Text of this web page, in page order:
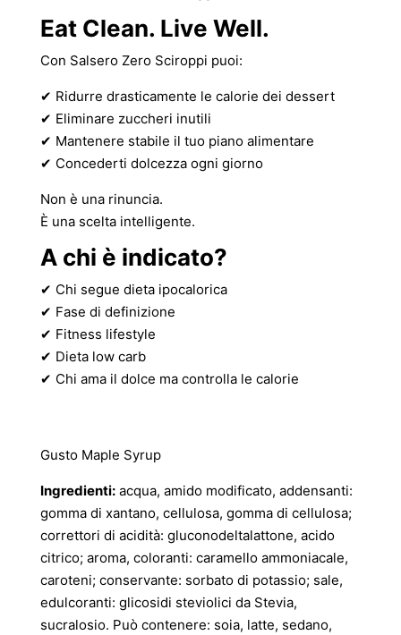
Eat Clean. Live Well.
Con Salsero Zero Sciroppi puoi:
✔ Ridurre drasticamente le calorie dei dessert
✔ Eliminare zuccheri inutili
✔ Mantenere stabile il tuo piano alimentare
✔ Concederti dolcezza ogni giorno
Non è una rinuncia.
È una scelta intelligente.
A chi è indicato?
✔ Chi segue dieta ipocalorica
✔ Fase di definizione
✔ Fitness lifestyle
✔ Dieta low carb
✔ Chi ama il dolce ma controlla le calorie
Gusto Maple Syrup
Ingredienti:acqua, amido modificato, addensanti:
gomma di xantano, cellulosa, gomma di cellulosa;
correttori di acidità: gluconodeltalattone, acido
citrico; aroma, coloranti: caramello ammoniacale,
caroteni; conservante: sorbato di potassio; sale,
edulcoranti: glicosidi steviolici da Stevia,
sucralosio. Può contenere: soia, latte, sedano,